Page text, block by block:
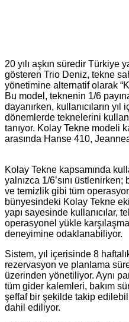
20 yılı aşkın süredir Türkiye
gösteren Trio Deniz, tekne
yönetimine alternatif olarak
Bu model, teknenin 1/6
dayanırken, kullanıcıların
dönemlerde teknelerini
tanıyor. Kolay Tekne modeli
arasında Hanse 410,
Kolay Tekne kapsamında
yalnızca 1/6’sını
ve temizlik gibi tüm
bünyesindeki Kolay Tekne
yapı sayesinde kullanıcılar,
operasyonel yükle
deneyimine odaklanabiliyor.
Sistem, yıl içerisinde 8
rezervasyon ve planlama
üzerinden yönetiliyor. Aynı
tüm gider kalemleri, bakım
şeffaf bir şekilde takip
dahil ediliyor.